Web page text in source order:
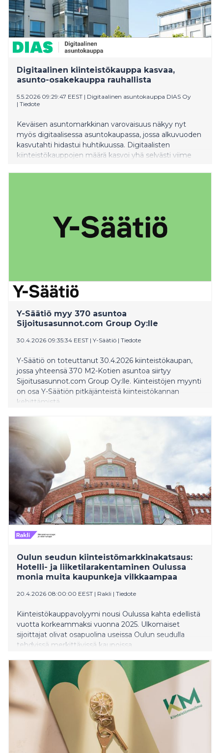
Digitaalinen kiinteistökauppa kasvaa,
asunto-osakekauppa rauhallista
5.5.2026 09:29:47 EEST | Digitaalinen asuntokauppa DIAS Oy
| Tiedote
Keväisen asuntomarkkinan varovaisuus näkyy nyt
myös digitaalisessa asuntokaupassa, jossa alkuvuoden
kasvutahti hidastui huhtikuussa. Digitaalisten
kiinteistökauppojen määrä kasvoi yhä selvästi viime
vaimeasti.
Y-Säätiö myy 370 asuntoa
Sijoitusasunnot.com Group Oy:lle
30.4.2026 09:35:34 EEST | Y-Säätiö | Tiedote
Y-Säätiö on toteuttanut 30.4.2026 kiinteistökaupan,
jossa yhteensä 370 M2-Kotien asuntoa siirtyy
Sijoitusasunnot.com Group Oy:lle. Kiinteistöjen myynti
on osa Y-Säätiön pitkäjänteistä kiinteistökannan
kehittämistä.
Oulun seudun kiinteistömarkkinakatsaus:
Hotelli- ja liiketilarakentaminen Oulussa
monia muita kaupunkeja vilkkaampaa
20.4.2026 08:00:00 EEST | Rakli | Tiedote
Kiinteistökauppavolyymi nousi Oulussa kahta edellistä
vuotta korkeammaksi vuonna 2025. Ulkomaiset
sijoittajat olivat osapuolina useissa Oulun seudulla
tehdyissä merkittävissä kaupoissa.
ja etenkin vapaarahoitteinen vuokra-
asuntorakentaminen on edelleen Oulussa
pysähdyksissä. Hotellirakentamisen volyymit ovat
kuitenkin Oulussa muuta maata korkeampia, ja
toimitilarakentaminen on pysynyt muutenkin melko
aktiivisena. Sekä vuokra-asuntojen että toimistojen
käyttöasteet ovat Oulussa melko korkeita muihin
suuriin kaupunkeihin verrattuna. Asuntovuokrat ovat
kuitenkin viimeisen vuoden aikana laskeneet. Oulun